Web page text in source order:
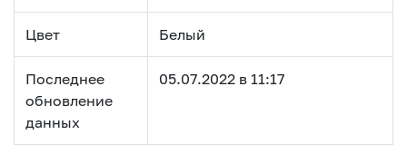
Цвет Белый
Последнее
обновление
данных
05.07.2022 в 11:17